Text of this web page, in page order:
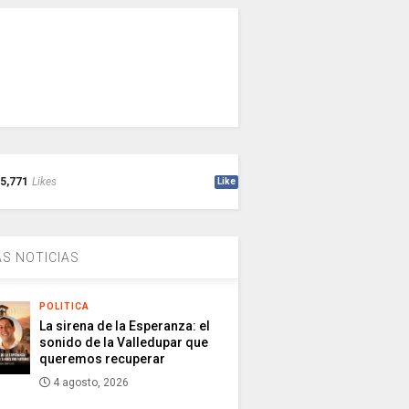
5,771 Likes Like
NOTICIAS
POLITICA
La sirena de la Esperanza: el
sonido de la Valledupar que
queremos recuperar
4 agosto, 2026